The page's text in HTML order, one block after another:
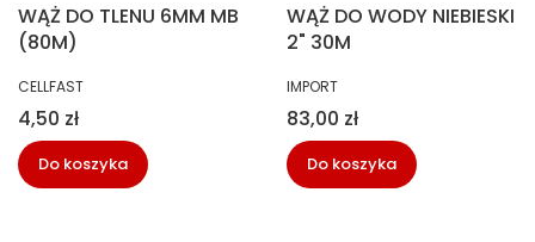
WĄŻ DO TLENU 6MM MB
(80M)
PRODUCENT
CELLFAST
Cena
4,50 zł
Do koszyka
WĄŻ DO WODY NIEBIESKI
2" 30M
PRODUCENT
IMPORT
Cena
83,00 zł
Do koszyka